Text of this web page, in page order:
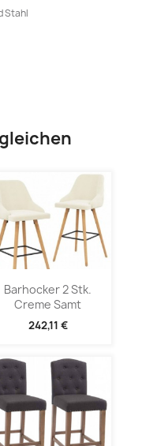
Stahl
Barhocker 2 Stk.
Creme Samt
242,11 €